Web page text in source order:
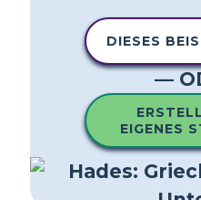
DIESES
—
EIGENES